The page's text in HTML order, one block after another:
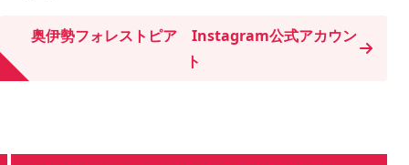
奥伊勢フォレストピア Instagram公式アカウン
ト